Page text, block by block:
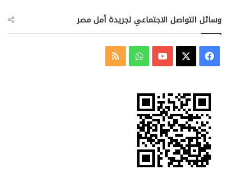
وسائل التواصل الاجتماعي لجريدة أمل مصر
فيسبوك ‫YouTubeواتسابملخص